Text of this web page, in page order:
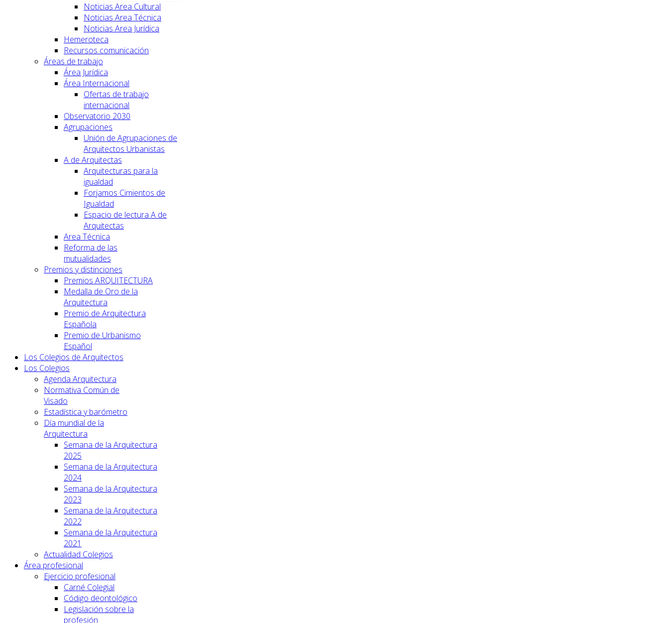
Noticias Area Cultural
Noticias Area Técnica
Noticias Area Jurídica
Hemeroteca
Recursos comunicación
Áreas de trabajo
Área Jurídica
Área Internacional
Ofertas de trabajo
internacional
Observatorio 2030
Agrupaciones
Unión de Agrupaciones de
Arquitectos Urbanistas
A de Arquitectas
Arquitecturas para la
igualdad
Forjamos Cimientos de
Igualdad
Espacio de lectura A de
Arquitectas
Area Técnica
Reforma de las
mutualidades
Premios y distinciones
Premios ARQUITECTURA
Medalla de Oro de la
Arquitectura
Premio de Arquitectura
Española
Premio de Urbanismo
Español
Los Colegios de Arquitectos
Los Colegios
Agenda Arquitectura
Normativa Común de
Visado
Estadística y barómetro
Día mundial de la
Arquitectura
Semana de la Arquitectura
2025
Semana de la Arquitectura
2024
Semana de la Arquitectura
2023
Semana de la Arquitectura
2022
Semana de la Arquitectura
2021
Actualidad Colegios
Área profesional
Ejercicio profesional
Carné Colegial
Código deontológico
Legislación sobre la
profesión